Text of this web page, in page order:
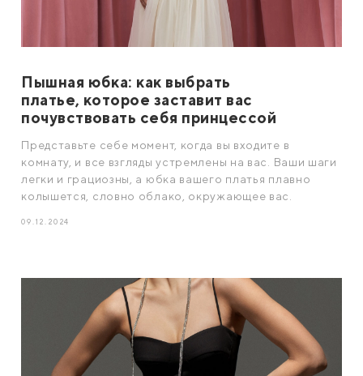
Пышная юбка: как выбрать
платье, которое заставит вас
почувствовать себя принцессой
Представьте себе момент, когда вы входите в
комнату, и все взгляды устремлены на вас. Ваши шаги
легки и грациозны, а юбка вашего платья плавно
колышется, словно облако, окружающее вас.
09.12.2024